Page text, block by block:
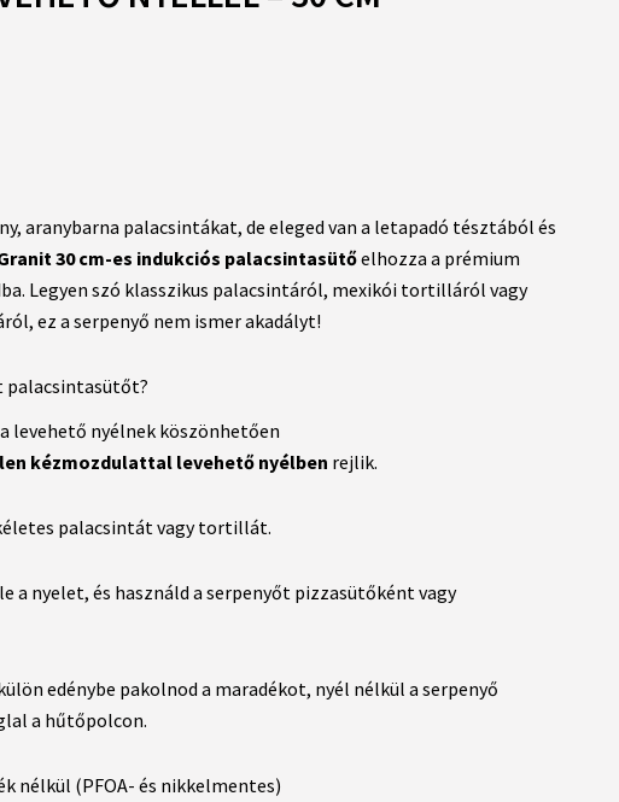
aranybarna palacsintákat, de eleged van a letapadó tésztából és
30 cm-es indukciós palacsintasütőelhozza a prémium
Legyen szó klasszikus palacsintáról, mexikói tortilláról vagy
ez a serpenyő nem ismer akadályt!
palacsintasütőt?
levehető nyélnek köszönhetően
kézmozdulattal levehető nyélben rejlik.
palacsintát vagy tortillát.
a nyelet, és használd a serpenyőt pizzasütőként vagy
edénybe pakolnod a maradékot, nyél nélkül a serpenyő
a hűtőpolcon.
nélkül (PFOA- és nikkelmentes)